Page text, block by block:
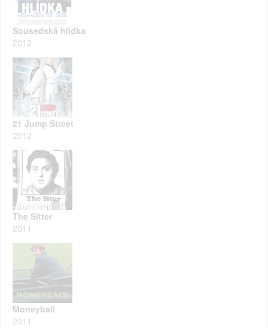
Sousedská hlídka
2012
21 Jump Street
2012
The Sitter
2011
Moneyball
2011